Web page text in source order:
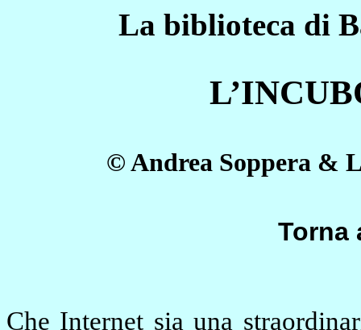
La biblioteca di
© Andrea Soppera &
Torna
Che Internet sia una